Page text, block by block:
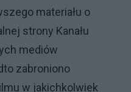
materiału o
strony Kanału
mediów
zabroniono
w jakichkolwiek